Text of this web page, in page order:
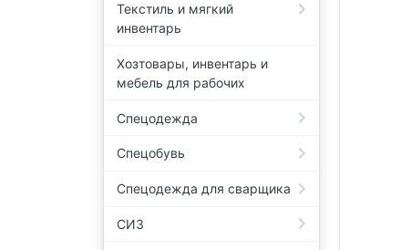
Текстиль и мягкий
инвентарь
Хозтовары, инвентарь и
мебель для рабочих
Спецодежда
Спецобувь
Спецодежда для сварщика
СИЗ